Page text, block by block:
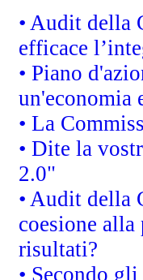
• Audit della
efficace
• Piano
un'economia
• La
• Dite la
2.0"
• Audit della
coesione
risultati?
• Secondo